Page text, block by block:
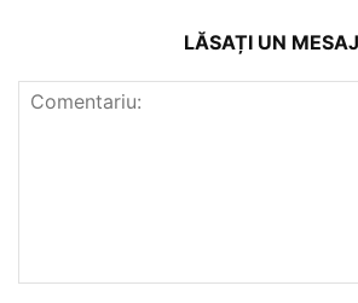
LĂSAȚI UN MESAJ